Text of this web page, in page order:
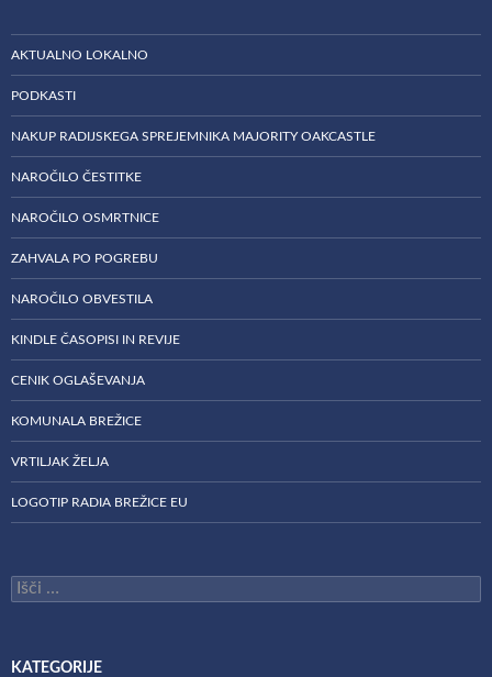
AKTUALNO LOKALNO
PODKASTI
NAKUP RADIJSKEGA SPREJEMNIKA MAJORITY OAKCASTLE
NAROČILO ČESTITKE
NAROČILO OSMRTNICE
ZAHVALA PO POGREBU
NAROČILO OBVESTILA
KINDLE ČASOPISI IN REVIJE
CENIK OGLAŠEVANJA
KOMUNALA BREŽICE
VRTILJAK ŽELJA
LOGOTIP RADIA BREŽICE EU
Išči:
KATEGORIJE